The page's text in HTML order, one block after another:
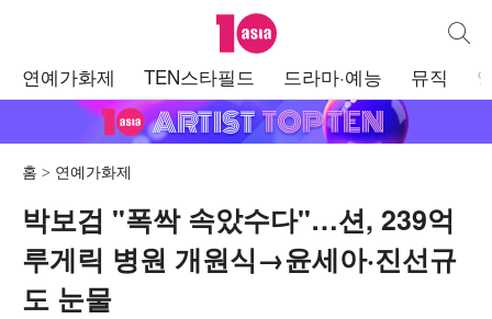
텐아시아 통합
연예가화제 TEN스타필드 드라마·예능 뮤직
홈 연예가화제
박보검 "폭싹 속았수다"…션, 239억
루게릭 병원 개원식→윤세아·진선규
도 눈물